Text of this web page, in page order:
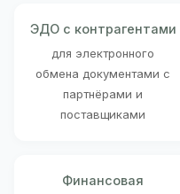
ЭДО с контрагентами
для электронного
обмена документами с
партнёрами и
поставщиками
Финансовая